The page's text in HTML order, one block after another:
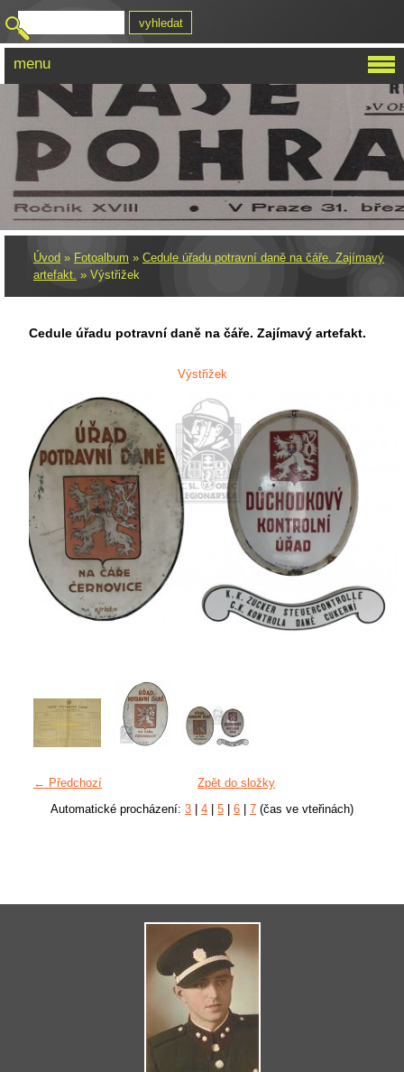
Úvod » Fotoalbum » Cedule úřadu potravní daně na čáře. Zajímavý
artefakt. » Výstřižek
Cedule úřadu potravní daně na čáře. Zajímavý artefakt.
Výstřižek
← Předchozí
Zpět do složky
Automatické procházení: 3 4 5 6 7 (čas ve vteřinách)
menu